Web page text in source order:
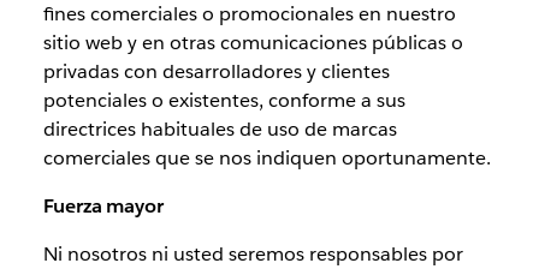
fines comerciales o promocionales en nuestro
sitio web y en otras comunicaciones públicas o
privadas con desarrolladores y clientes
potenciales o existentes, conforme a sus
directrices habituales de uso de marcas
comerciales que se nos indiquen oportunamente.
Fuerza mayor
Ni nosotros ni usted seremos responsables por